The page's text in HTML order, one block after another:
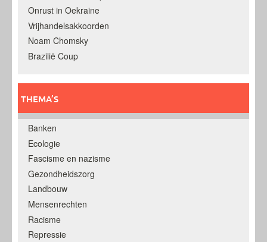
Onrust in Oekraine
Vrijhandelsakkoorden
Noam Chomsky
Brazilië Coup
THEMA’S
Banken
Ecologie
Fascisme en nazisme
Gezondheidszorg
Landbouw
Mensenrechten
Racisme
Repressie